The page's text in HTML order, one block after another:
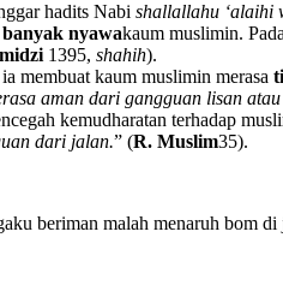
hadits Nabi shallallahu ‘alaihi
nyawakaum muslimin.
1395, shahih).
membuat kaum muslimin merasa
aman dari gangguan lisan
kemudharatan terhadap
dari jalan.” (R. Muslim35).
beriman malah menaruh bom